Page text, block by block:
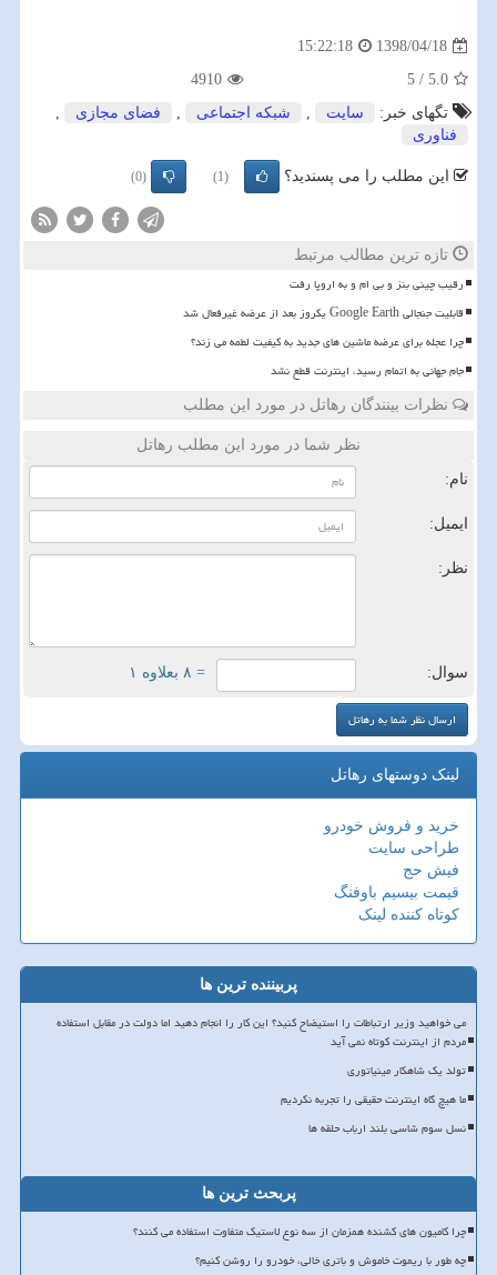
1398/04/18
15:22:18
5.0
/
5
4910
تگهای خبر:
سایت , شبكه اجتماعی , فضای مجازی
,
فناوری
این مطلب را می پسندید؟ (1)
(0)
تازه ترین مطالب مرتبط
رقیب چینی بنز و بی ام و به اروپا رفت
قابلیت جنجالی Google Earth یکروز بعد از عرضه غیرفعال شد
چرا عجله برای عرضه ماشین های جدید به کیفیت لطمه می زند؟
️جام جهانی به اتمام رسید، اینترنت قطع نشد
نظرات بینندگان رهاتل در مورد این مطلب
نظر شما در مورد این مطلب رهاتل
نام:
ایمیل:
نظر:
سوال: = ۸ بعلاوه ۱
لینک دوستهای رهاتل
خرید و فروش خودرو
طراحی سایت
فیش حج
قیمت بیسیم باوفنگ
کوتاه کننده لینک
پربیننده ترین ها
می خواهید وزیر ارتباطات را استیضاح کنید؟ این کار را انجام دهید اما دولت در مقابل استفاده
مردم از اینترنت کوتاه نمی آید
تولد یک شاهکار مینیاتوری
ما هیچ گاه اینترنت حقیقی را تجربه نکردیم
نسل سوم شاسی بلند ارباب حلقه ها
پربحث ترین ها
چرا کامیون های کشنده همزمان از سه نوع لاستیک متفاوت استفاده می کنند؟
چه طور با ریموت خاموش و باتری خالی، خودرو را روشن کنیم؟